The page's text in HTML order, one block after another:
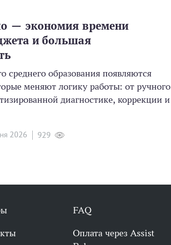
— экономия времени
и большая
среднего образования появляются
меняют логику работы: от ручного
диагностике, коррекции и
2026 929
FAQ
Оплата через Assist